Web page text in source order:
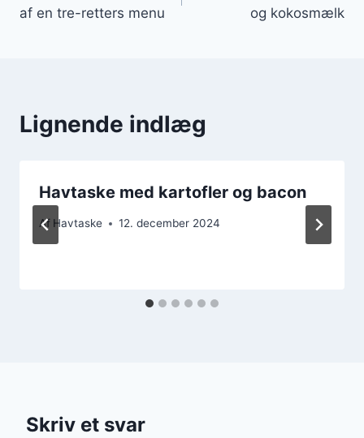
af en tre-retters menu
og kokosmælk
Lignende indlæg
Havtaske med kartofler og bacon
Af Havtaske 12. december 2024
Skriv et svar